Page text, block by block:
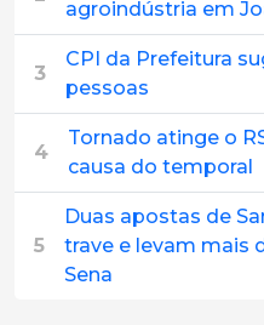
agroindústria em
3
CPI da Prefeitura
pessoas
4
Tornado atinge o
causa do temporal
5
Duas apostas de
trave e levam mais
Sena